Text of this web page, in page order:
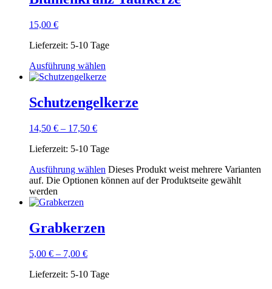
15,00 €
Lieferzeit: 5-10 Tage
Ausführung wählen
Schutzengelkerze
14,50 € – 17,50 €
Lieferzeit: 5-10 Tage
Ausführung wählen Dieses Produkt weist mehrere Varianten
auf. Die Optionen können auf der Produktseite gewählt
werden
Grabkerzen
5,00 € – 7,00 €
Lieferzeit: 5-10 Tage